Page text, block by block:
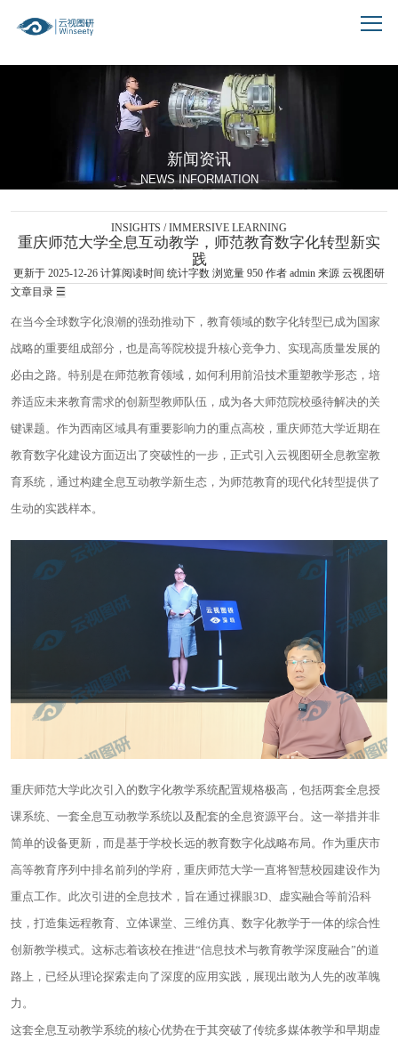
新闻资讯
NEWS INFORMATION
INSIGHTS / IMMERSIVE LEARNING
重庆师范大学全息互动教学，师范教育数字化转型新实
践
更新于 2025-12-26 计算阅读时间 统计字数 浏览量 950 作者 admin 来源 云视图研
文章目录 ☰
在当今全球数字化浪潮的强劲推动下，教育领域的数字化转型已成为国家
战略的重要组成部分，也是高等院校提升核心竞争力、实现高质量发展的
必由之路。特别是在师范教育领域，如何利用前沿技术重塑教学形态，培
养适应未来教育需求的创新型教师队伍，成为各大师范院校亟待解决的关
键课题。作为西南区域具有重要影响力的重点高校，重庆师范大学近期在
教育数字化建设方面迈出了突破性的一步，正式引入云视图研全息教室教
育系统，通过构建全息互动教学新生态，为师范教育的现代化转型提供了
生动的实践样本。
重庆师范大学此次引入的数字化教学系统配置规格极高，包括两套全息授
课系统、一套全息互动教学系统以及配套的全息资源平台。这一举措并非
简单的设备更新，而是基于学校长远的教育数字化战略布局。作为重庆市
高等教育序列中排名前列的学府，重庆师范大学一直将智慧校园建设作为
重点工作。此次引进的全息技术，旨在通过裸眼3D、虚实融合等前沿科
技，打造集远程教育、立体课堂、三维仿真、数字化教学于一体的综合性
创新教学模式。这标志着该校在推进“信息技术与教育教学深度融合”的道
路上，已经从理论探索走向了深度的应用实践，展现出敢为人先的改革魄
力。
这套全息互动教学系统的核心优势在于其突破了传统多媒体教学和早期虚